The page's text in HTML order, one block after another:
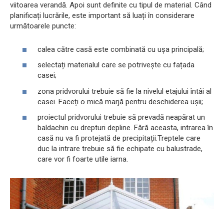
viitoarea verandă. Apoi sunt definite cu tipul de material. Când
planificați lucrările, este important să luați în considerare
următoarele puncte:
calea către casă este combinată cu ușa principală;
selectați materialul care se potrivește cu fațada
casei;
zona pridvorului trebuie să fie la nivelul etajului întâi al
casei. Faceți o mică marjă pentru deschiderea ușii;
proiectul pridvorului trebuie să prevadă neapărat un
baldachin cu drepturi depline. Fără aceasta, intrarea în
casă nu va fi protejată de precipitații.Treptele care
duc la intrare trebuie să fie echipate cu balustrade,
care vor fi foarte utile iarna.